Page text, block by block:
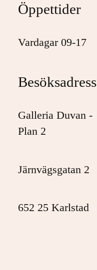
Öppettider
Vardagar 09-17
Besöksadress
Galleria Duvan -
Plan 2
Järnvägsgatan 2
652 25 Karlstad